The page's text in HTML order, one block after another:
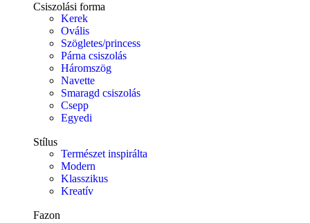
Csiszolási forma
Kerek
Ovális
Szögletes/princess
Párna csiszolás
Háromszög
Navette
Smaragd csiszolás
Csepp
Egyedi
Stílus
Természet inspirálta
Modern
Klasszikus
Kreatív
Fazon